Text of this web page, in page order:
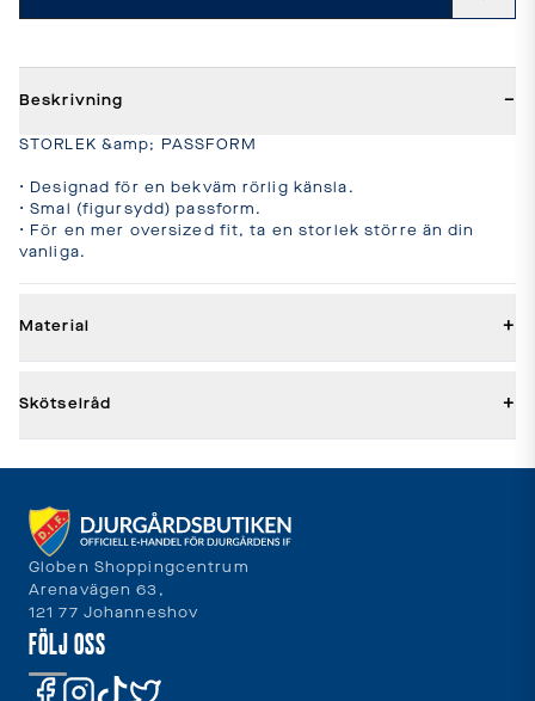
Beskrivning −
STORLEK &amp; PASSFORM
• Designad för en bekväm rörlig känsla.
• Smal (figursydd) passform.
• För en mer oversized fit, ta en storlek större än din
vanliga.
Material +
Skötselråd +
Globen Shoppingcentrum
Arenavägen 63,
121 77 Johanneshov
FÖLJ OSS